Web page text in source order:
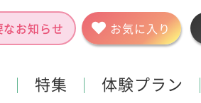
なお知らせ お気に入り
特集 体験プラン